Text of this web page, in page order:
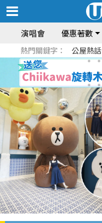
演唱會 優惠著數
熱門關鍵字： 公屋熱話